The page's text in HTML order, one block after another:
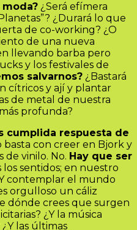
¿Será efímera
¿Durará lo que
de co-working? ¿O
de una nueva
llevando barba pero
y los festivales de
salvarnos? ¿Bastará
cítricos y ají y plantar
de metal de nuestra
profunda?
cumplida respuesta de
basta con creer en Bjork y
de vinilo. No. Hay que ser
los sentidos; en nuestro
contemplar el mundo
orgulloso un cáliz
dónde crees que surgen
¿Y la música
las últimas